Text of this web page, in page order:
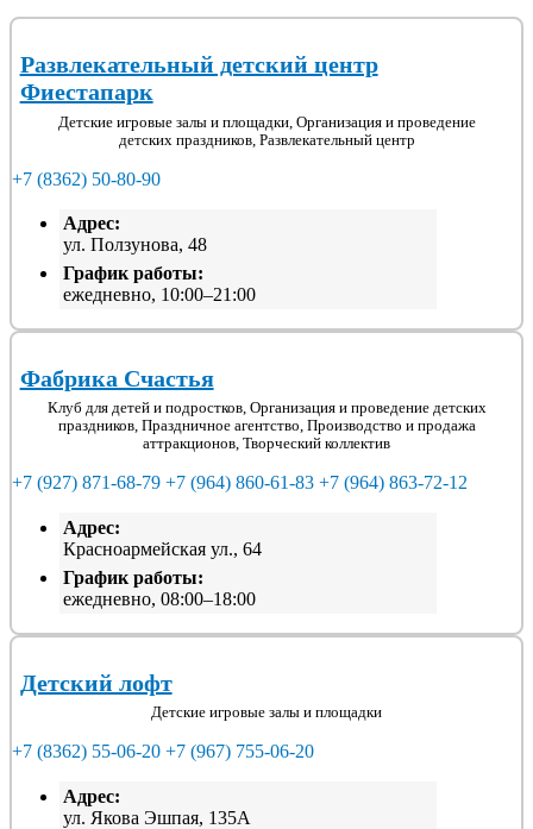
Развлекательный детский центр
Фиестапарк
Детские игровые залы и площадки, Организация и проведение
детских праздников, Развлекательный центр
+7 (8362) 50-80-90
Адрес:
ул. Ползунова, 48
График работы:
ежедневно, 10:00–21:00
Фабрика Счастья
Клуб для детей и подростков, Организация и проведение детских
праздников, Праздничное агентство, Производство и продажа
аттракционов, Творческий коллектив
+7 (927) 871-68-79 +7 (964) 860-61-83 +7 (964) 863-72-12
Адрес:
Красноармейская ул., 64
График работы:
ежедневно, 08:00–18:00
Детский лофт
Детские игровые залы и площадки
+7 (8362) 55-06-20 +7 (967) 755-06-20
Адрес:
ул. Якова Эшпая, 135А